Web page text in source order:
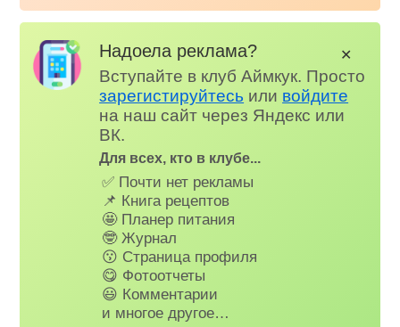
Надоела реклама?
Вступайте в клуб Аймкук. Просто
зарегистируйтесь или войдите
на наш сайт через Яндекс или
ВК.
Для всех, кто в клубе...
✅ Почти нет рекламы
📌 Книга рецептов
🤩 Планер питания
🤓 Журнал
😗 Страница профиля
😋 Фотоотчеты
😃 Комментарии
и многое другое…
✕